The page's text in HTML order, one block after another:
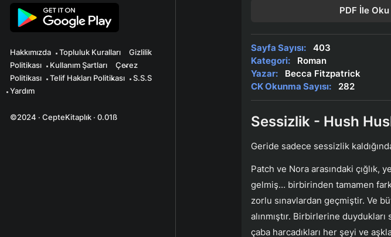
Hakkımızda Topluluk Kuralları
Gizlilik
Politikası
Kullanım Şartları
Çerez
Politikası
Telif Hakları Politikası
S.S.S
Yardım
©2024 · CepteKitaplık · 0.01ß
PDF İle Oku
Sayfa Sayısı:
403
Kategori:
Roman
Yazar:
Becca Fitzpatrick
CK Okunma Sayısı:
282
Sessizlik - Hush
Geride sadece sessizlik
Patch ve Nora arasındaki çığlık,
gelmiş… birbirinden tamamen
zorlu sınavlardan geçmiştir. Ve
alınmıştır. Birbirlerine
çaba harcadıkları her şeyi ve